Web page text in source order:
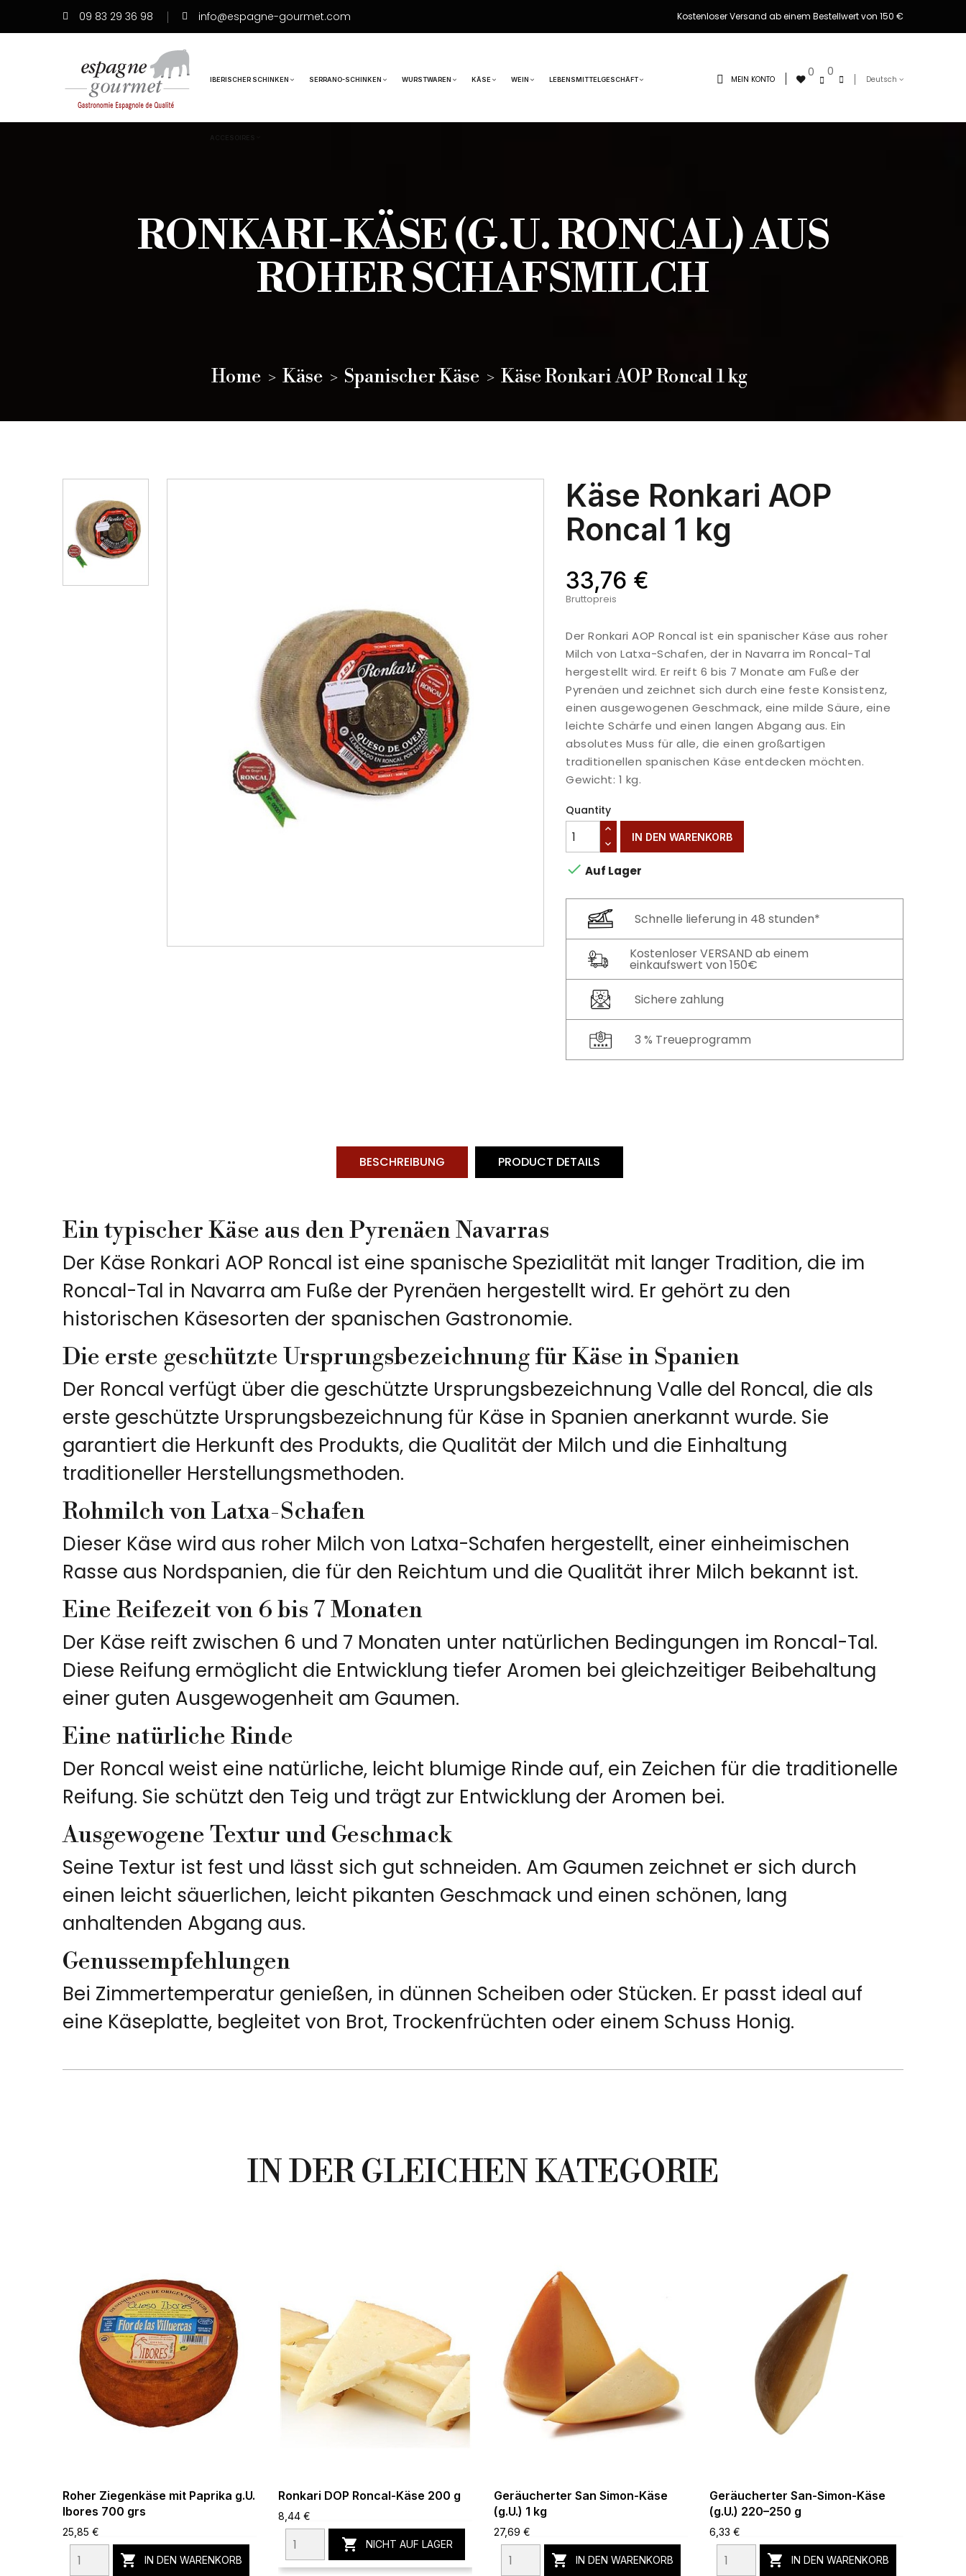
09 83 29 36 98 info@espagne-gourmet.com Kostenloser Versand ab einem Bestellwert von 150 €
IBERISCHER SCHINKEN SERRANO-SCHINKEN WURSTWAREN KÄSE WEIN LEBENSMITTELGESCHÄFT Deutsch
0
0
MEIN KONTO
RONKARI-KÄSE (G.U. RONCAL) AUS
ROHER SCHAFSMILCH
Home Käse Spanischer Käse Käse Ronkari AOP Roncal 1 kg
Käse Ronkari AOP
Roncal 1 kg
33,76 €
Bruttopreis
Der Ronkari AOP Roncal ist ein spanischer Käse aus roher
Milch von Latxa-Schafen, der in Navarra im Roncal-Tal
hergestellt wird. Er reift 6 bis 7 Monate am Fuße der
Pyrenäen und zeichnet sich durch eine feste Konsistenz,
einen ausgewogenen Geschmack, eine milde Säure, eine
leichte Schärfe und einen langen Abgang aus. Ein
absolutes Muss für alle, die einen großartigen
traditionellen spanischen Käse entdecken möchten.
Gewicht: 1 kg.
Quantity
IN DEN WARENKORB
 Auf Lager
Schnelle lieferung in 48 stunden*
Kostenloser VERSAND ab einem
einkaufswert von 150€
Sichere zahlung
3 % Treueprogramm
BESCHREIBUNG PRODUCT DETAILS
Ein typischer Käse aus den Pyrenäen Navarras
Der Käse Ronkari AOP Roncal ist eine spanische Spezialität mit langer Tradition, die im
Roncal-Tal in Navarra am Fuße der Pyrenäen hergestellt wird. Er gehört zu den
historischen Käsesorten der spanischen Gastronomie.
Die erste geschützte Ursprungsbezeichnung für Käse in Spanien
Der Roncal verfügt über die geschützte Ursprungsbezeichnung Valle del Roncal, die als
erste geschützte Ursprungsbezeichnung für Käse in Spanien anerkannt wurde. Sie
garantiert die Herkunft des Produkts, die Qualität der Milch und die Einhaltung
traditioneller Herstellungsmethoden.
Rohmilch von Latxa-Schafen
Dieser Käse wird aus roher Milch von Latxa-Schafen hergestellt, einer einheimischen
Rasse aus Nordspanien, die für den Reichtum und die Qualität ihrer Milch bekannt ist.
Eine Reifezeit von 6 bis 7 Monaten
Der Käse reift zwischen 6 und 7 Monaten unter natürlichen Bedingungen im Roncal-Tal.
Diese Reifung ermöglicht die Entwicklung tiefer Aromen bei gleichzeitiger Beibehaltung
einer guten Ausgewogenheit am Gaumen.
Eine natürliche Rinde
Der Roncal weist eine natürliche, leicht blumige Rinde auf, ein Zeichen für die traditionelle
Reifung. Sie schützt den Teig und trägt zur Entwicklung der Aromen bei.
Ausgewogene Textur und Geschmack
Seine Textur ist fest und lässt sich gut schneiden. Am Gaumen zeichnet er sich durch
einen leicht säuerlichen, leicht pikanten Geschmack und einen schönen, lang
anhaltenden Abgang aus.
Genussempfehlungen
Bei Zimmertemperatur genießen, in dünnen Scheiben oder Stücken. Er passt ideal auf
eine Käseplatte, begleitet von Brot, Trockenfrüchten oder einem Schuss Honig.
IN DER GLEICHEN KATEGORIE
Roher Ziegenkäse mit Paprika g.U.
Ibores 700 grs
25,85 €
 IN DEN WARENKORB
Ronkari DOP Roncal-Käse 200 g
8,44 €
 NICHT AUF LAGER
Geräucherter San Simon-Käse
(g.U.) 1 kg
27,69 €
 IN DEN WARENKORB
Geräucherter San-Simon-Käse
(g.U.) 220–250 g
6,33 €
 IN DEN WARENKORB